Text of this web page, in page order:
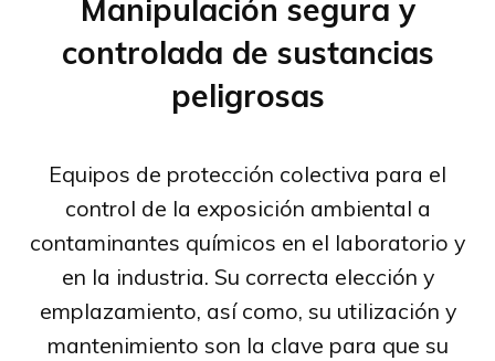
Manipulación segura y
controlada de sustancias
peligrosas
Equipos de protección colectiva para el
control de la exposición ambiental a
contaminantes químicos en el laboratorio y
en la industria. Su correcta elección y
emplazamiento, así como, su utilización y
mantenimiento son la clave para que su